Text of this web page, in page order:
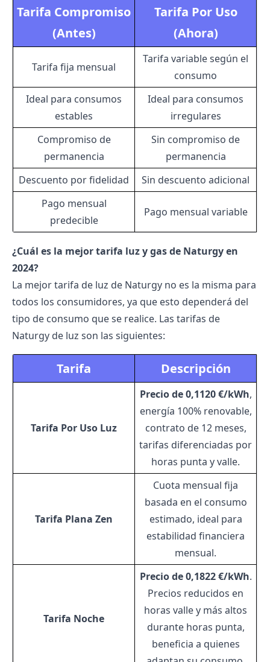
Tarifa Compromiso
(Antes)
Tarifa Por Uso
(Ahora)
Tarifa fija mensual
Tarifa variable según el
consumo
Ideal para consumos
estables
Ideal para consumos
irregulares
Compromiso de
permanencia
Sin compromiso de
permanencia
Descuento por fidelidad
Sin descuento adicional
Pago mensual
predecible
Pago mensual variable
¿Cuál es la mejor tarifa luz y gas de Naturgy en
2024?
La mejor tarifa de luz de Naturgy no es la misma para
todos los consumidores, ya que esto dependerá del
tipo de consumo que se realice. Las tarifas de
Naturgy de luz son las siguientes:
Tarifa Descripción
Tarifa Por Uso Luz
Precio de 0,1120 €/kWh,
energía 100% renovable,
contrato de 12 meses,
tarifas diferenciadas por
horas punta y valle.
Tarifa Plana Zen
Cuota mensual fija
basada en el consumo
estimado, ideal para
estabilidad financiera
mensual.
Tarifa Noche
Precio de 0,1822 €/kWh.
Precios reducidos en
horas valle y más altos
durante horas punta,
beneficia a quienes